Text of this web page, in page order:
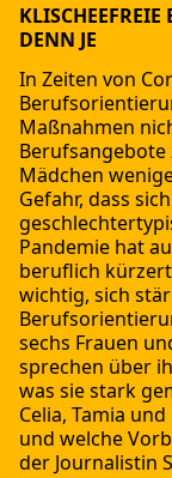
DENN JE
In Zeiten von
Maßnahmen
Mädchen
Gefahr, dass
Pandemie hat
beruflich
wichtig, sich
sechs Frauen
sprechen über
was sie stark
Celia, Tamia
und welche
der Journalistin